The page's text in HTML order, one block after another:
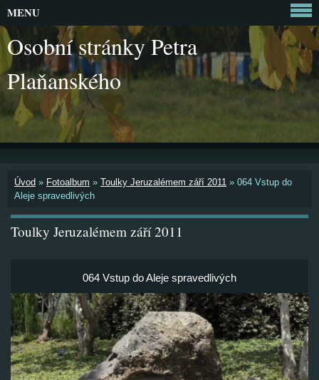
Osobní stránky Petra
Plaňanského
Úvod » Fotoalbum » Toulky Jeruzalémem září 2011 » 064 Vstup do
Aleje spravedlivých
Toulky Jeruzalémem září 2011
064 Vstup do Aleje spravedlivých
MENU